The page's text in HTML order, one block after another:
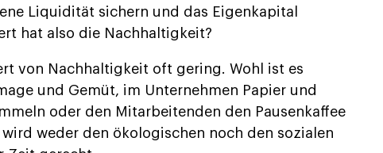
Liquidität sichern und das Eigenkapital
hat also die Nachhaltigkeit?
von Nachhaltigkeit oft gering. Wohl ist es
und Gemüt, im Unternehmen Papier und
oder den Mitarbeitenden den Pausenkaffee
weder den ökologischen noch den sozialen